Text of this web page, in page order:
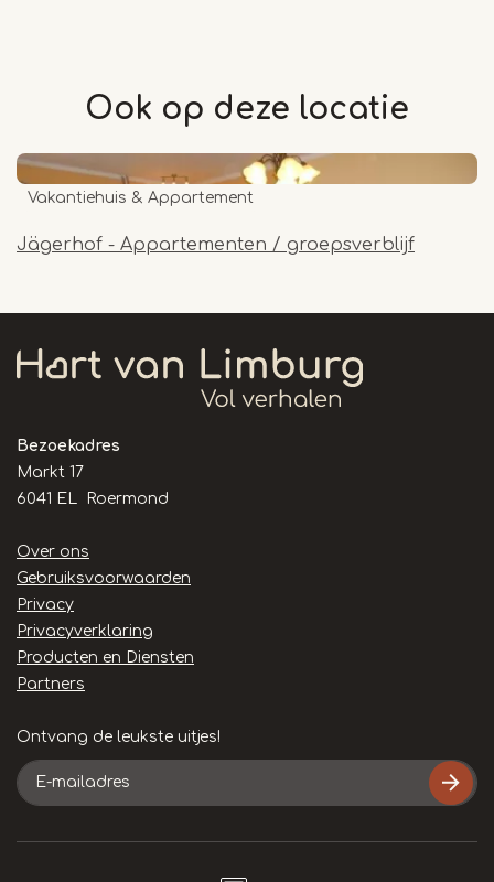
Ook op deze locatie
Jägerhof - Appartementen / groepsverblijf
Vakantiehuis & Appartement
Bezoekadres
Markt 17
6041 EL Roermond
Handige
links
Over ons
Gebruiksvoorwaarden
Privacy
Privacyverklaring
Producten en Diensten
Partners
Ontvang de leukste uitjes!
E-
mailadres